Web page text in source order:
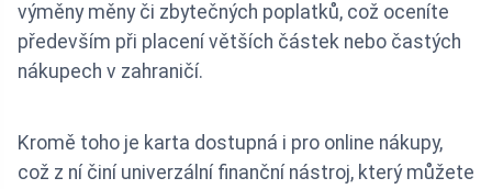
výměny měny či zbytečných poplatků, což oceníte
především při placení větších částek nebo častých
nákupech v zahraničí.
Kromě toho je karta dostupná i pro online nákupy,
což z ní činí univerzální finanční nástroj, který můžete